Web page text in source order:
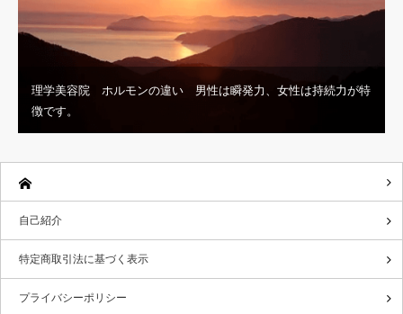
理学美容院 ホルモンの違い 男性は瞬発力、女性は持続力が特
徴です。
自己紹介
特定商取引法に基づく表示
プライバシーポリシー